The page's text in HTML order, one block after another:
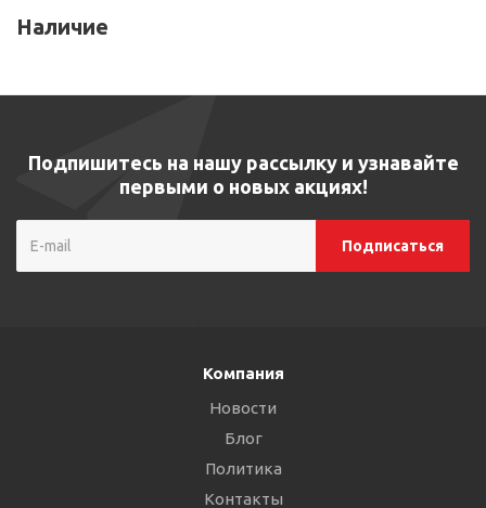
Наличие
Подпишитесь на нашу рассылку и узнавайте
первыми о новых акциях!
Компания
Новости
Блог
Политика
Контакты